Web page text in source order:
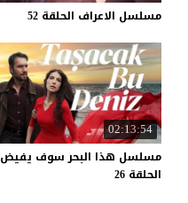
مسلسل الاعراف الحلقة 52
02:13:54
مسلسل هذا البحر سوف يفيض
الحلقة 26